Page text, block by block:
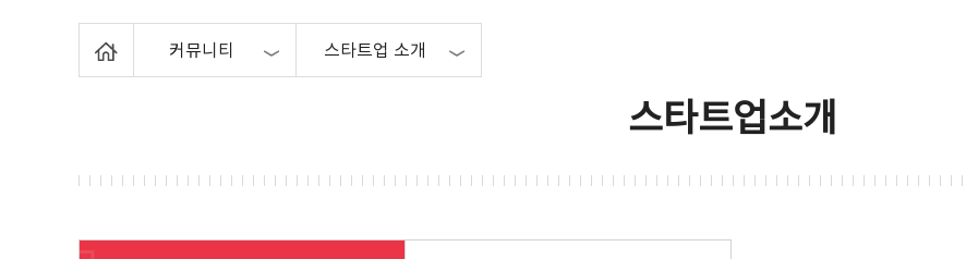
커뮤니티 스타트업 소개
스타트업소개